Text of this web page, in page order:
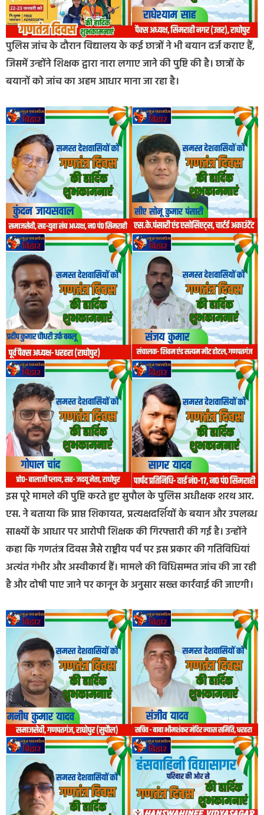
पुलिस जांच के दौरान विद्यालय के कई छात्रों ने भी बयान दर्ज कराए हैं,
जिसमें उन्होंने शिक्षक द्वारा नारा लगाए जाने की पुष्टि की है। छात्रों के
बयानों को जांच का अहम आधार माना जा रहा है।
इस पूरे मामले की पुष्टि करते हुए सुपौल के पुलिस अधीक्षक शरथ आर.
एस. ने बताया कि प्राप्त शिकायत, प्रत्यक्षदर्शियों के बयान और उपलब्ध
साक्ष्यों के आधार पर आरोपी शिक्षक की गिरफ्तारी की गई है। उन्होंने
कहा कि गणतंत्र दिवस जैसे राष्ट्रीय पर्व पर इस प्रकार की गतिविधियां
अत्यंत गंभीर और अस्वीकार्य हैं। मामले की विधिसम्मत जांच की जा रही
है और दोषी पाए जाने पर कानून के अनुसार सख्त कार्रवाई की जाएगी।